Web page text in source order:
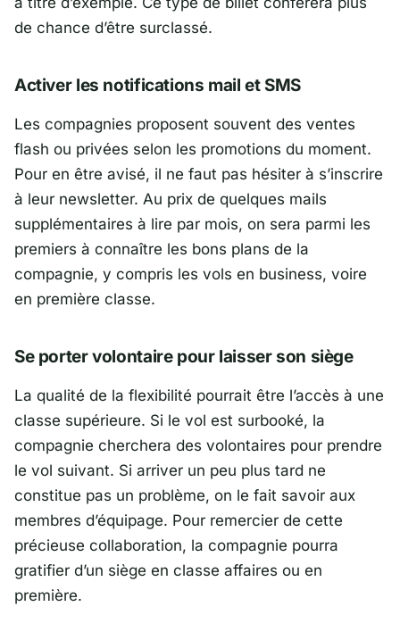
de chance d’être surclassé.
Activer les notifications mail et SMS
Les compagnies proposent souvent des ventes
flash ou privées selon les promotions du moment.
Pour en être avisé, il ne faut pas hésiter à s’inscrire
à leur newsletter. Au prix de quelques mails
supplémentaires à lire par mois, on sera parmi les
premiers à connaître les bons plans de la
compagnie, y compris les vols en business, voire
en première classe.
Se porter volontaire pour laisser son siège
La qualité de la flexibilité pourrait être l’accès à une
classe supérieure. Si le vol est surbooké, la
compagnie cherchera des volontaires pour prendre
le vol suivant. Si arriver un peu plus tard ne
constitue pas un problème, on le fait savoir aux
membres d’équipage. Pour remercier de cette
précieuse collaboration, la compagnie pourra
gratifier d’un siège en classe affaires ou en
première.